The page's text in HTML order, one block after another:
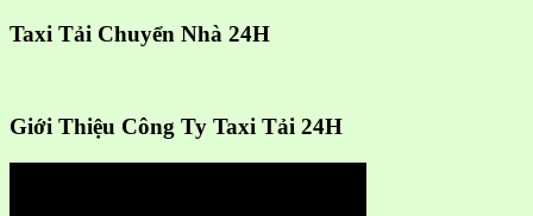
Taxi Tải Chuyển Nhà 24H
Giới Thiệu Công Ty Taxi Tải 24H